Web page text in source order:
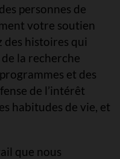
personnes de
votre soutien
histoires qui
la recherche
et des
de l’intérêt
habitudes de vie, et
que nous